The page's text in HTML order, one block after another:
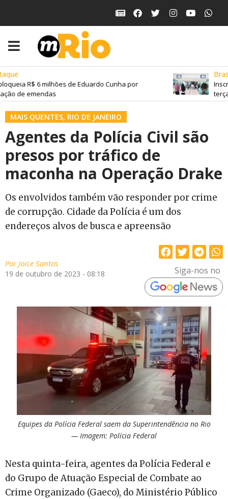
R$ 6 milhões de Eduardo Cunha por
de emendas
Brasil
MAIS QUENTES, RIO DE JANEIRO
Agentes da Polícia Civil são
presos por tráfico de
maconha na Operação Drake
Os envolvidos também vão responder por crime
de corrupção. Cidade da Polícia é um dos
endereços alvos de busca e apreensão
PorJoice Santos
19 de outubro de 2023 - 08:18 Siga-nos no
Equipes da Polícia Federal saem da Superintendência no Rio
— Imagem: Polícia Federal
Nesta quinta-feira, agentes da Polícia Federal e
do Grupo de Atuação Especial de Combate ao
Crime Organizado (Gaeco), do Ministério Público